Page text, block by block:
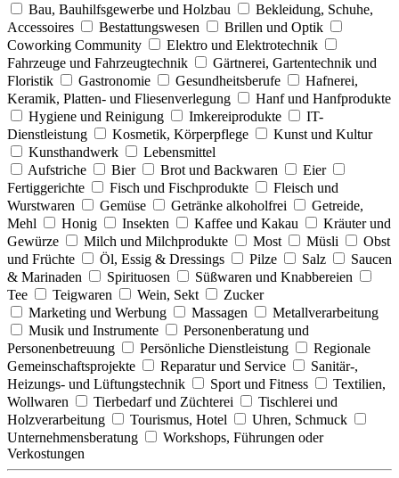
Bau, Bauhilfsgewerbe und Holzbau
Bekleidung, Schuhe,
Accessoires
Bestattungswesen
Brillen und Optik
Coworking Community
Elektro und Elektrotechnik
Fahrzeuge und Fahrzeugtechnik
Gärtnerei, Gartentechnik und
Floristik
Gastronomie Gesundheitsberufe
Hafnerei,
Keramik, Platten- und Fliesenverlegung
Hanf und Hanfprodukte
Hygiene und Reinigung
Imkereiprodukte
IT-
Dienstleistung
Kosmetik, Körperpflege
Kunst und Kultur
Kunsthandwerk
Lebensmittel
Aufstriche
Bier Brot und Backwaren
Eier
Fertiggerichte
Fisch und Fischprodukte
Fleisch und
Wurstwaren
Gemüse Getränke alkoholfrei
Getreide,
Mehl
Honig Insekten Kaffee und Kakau
Kräuter und
Gewürze
Milch und Milchprodukte Most Müsli
Obst
und Früchte
Öl, Essig & Dressings Pilze Salz
Saucen
& Marinaden
Spirituosen
Süßwaren und Knabbereien
Tee
Teigwaren Wein, Sekt
Zucker
Marketing und Werbung
Massagen
Metallverarbeitung
Musik und Instrumente
Personenberatung und
Personenbetreuung
Persönliche Dienstleistung
Regionale
Gemeinschaftsprojekte
Reparatur und Service
Sanitär-,
Heizungs- und Lüftungstechnik
Sport und Fitness
Textilien,
Wollwaren
Tierbedarf und Züchterei
Tischlerei und
Holzverarbeitung
Tourismus, Hotel
Uhren, Schmuck
Unternehmensberatung
Workshops, Führungen oder
Verkostungen